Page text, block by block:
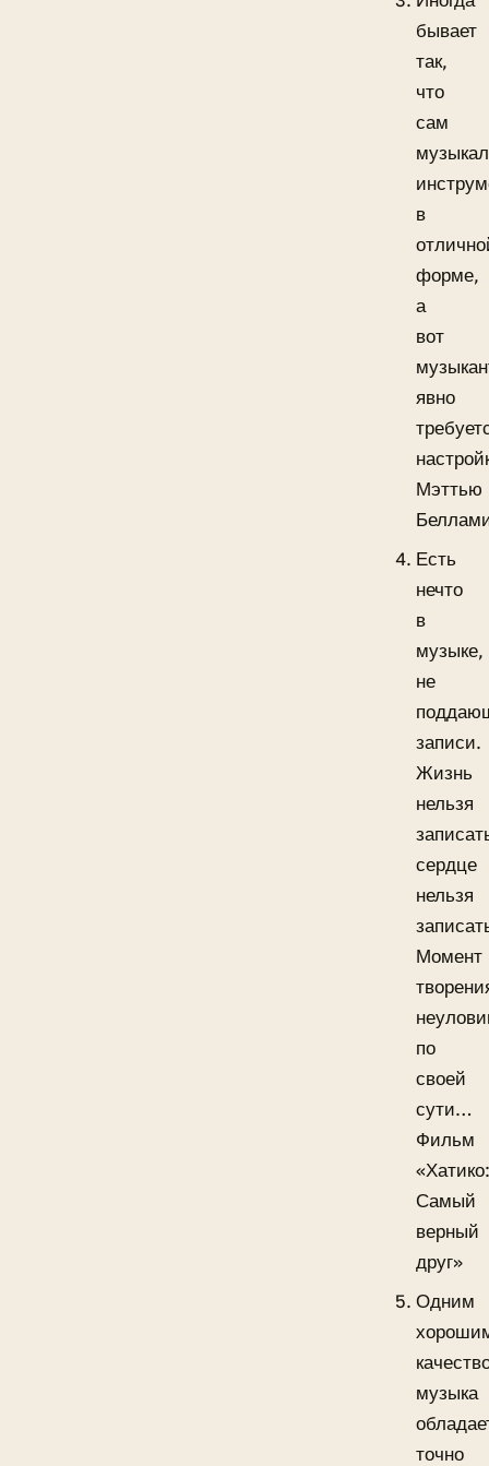
бывает
так,
что
сам
в
форме,
а
вот
явно
Мэттью
Есть
нечто
в
музыке,
не
записи.
Жизнь
нельзя
сердце
нельзя
Момент
по
своей
сути…
Фильм
Самый
верный
друг»
Одним
музыка
точно